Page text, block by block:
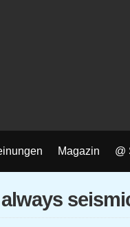
Magazin @